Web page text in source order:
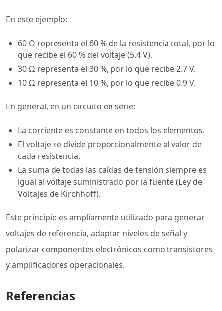
En este ejemplo:
60 Ω representa el 60 % de la resistencia total, por lo
que recibe el 60 % del voltaje (5.4 V).
30 Ω representa el 30 %, por lo que recibe 2.7 V.
10 Ω representa el 10 %, por lo que recibe 0.9 V.
En general, en un circuito en serie:
La corriente es constante en todos los elementos.
El voltaje se divide proporcionalmente al valor de
cada resistencia.
La suma de todas las caídas de tensión siempre es
igual al voltaje suministrado por la fuente (Ley de
Voltajes de Kirchhoff).
Este principio es ampliamente utilizado para generar
voltajes de referencia, adaptar niveles de señal y
polarizar componentes electrónicos como transistores
y amplificadores operacionales.
Referencias